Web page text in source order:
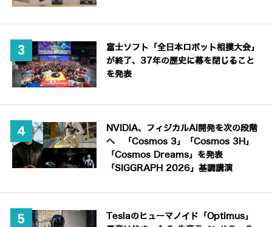
富士ソフト「全日本ロボット相撲大会」
が終了、37年の歴史に幕を閉じること
を発表
NVIDIA、フィジカルAI開発を次の段階
へ 「Cosmos 3」「Cosmos 3H」
「Cosmos Dreams」を発表
「SIGGRAPH 2026」基調講演
Teslaのヒューマノイド「Optimus」